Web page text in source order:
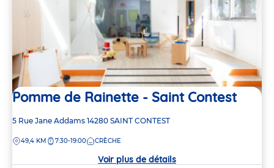
Pomme de Rainette - Saint Contest
Adresse
la
5 Rue Jane Addams 14280 SAINT CONTEST
DISTANCE
49,4 KM 7:30-19:00 CRÈCHE
Voir plus de détails